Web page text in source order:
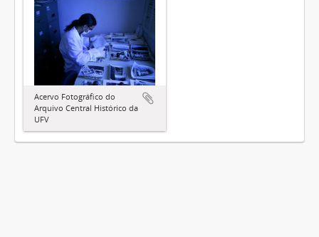
Acervo Fotográfico do
Arquivo Central Histórico da
UFV